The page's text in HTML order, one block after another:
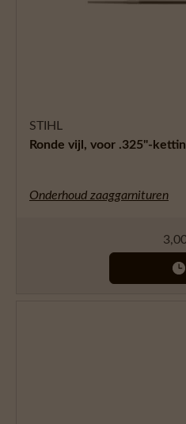
STIHL
Ronde vijl, voor .325"-
Onderhoud zaaggarnituren